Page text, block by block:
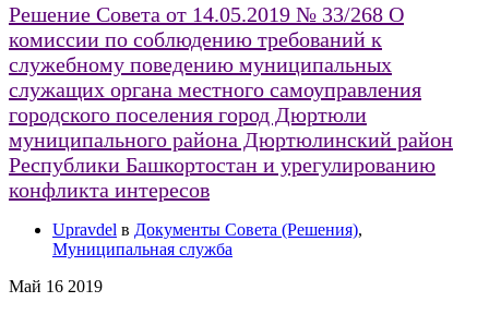
Решение Совета от 14.05.2019 № 33/268 О
комиссии по соблюдению требований к
служебному поведению муниципальных
служащих органа местного самоуправления
городского поселения город Дюртюли
муниципального района Дюртюлинский район
Республики Башкортостан и урегулированию
конфликта интересов
Upravdel в Документы Совета (Решения),
Муниципальная служба
Май 16 2019